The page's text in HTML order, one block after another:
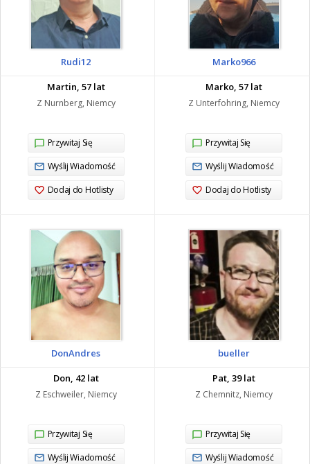
Rudi12
Martin, 57 lat
Z Nurnberg, Niemcy
Przywitaj Się
Wyślij Wiadomość
Dodaj do Hotlisty
Marko966
Marko, 57 lat
Z Unterfohring, Niemcy
Przywitaj Się
Wyślij Wiadomość
Dodaj do Hotlisty
DonAndres
Don, 42 lat
Z Eschweiler, Niemcy
Przywitaj Się
Wyślij Wiadomość
bueller
Pat, 39 lat
Z Chemnitz, Niemcy
Przywitaj Się
Wyślij Wiadomość